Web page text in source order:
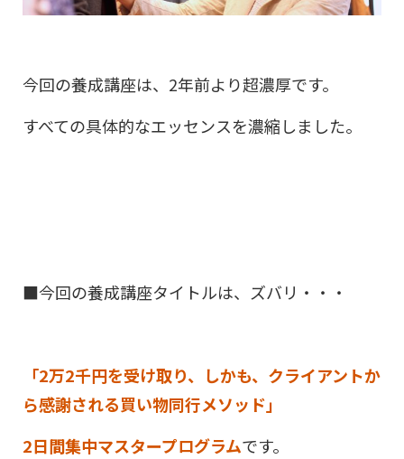
今回の養成講座は、2年前より超濃厚です。
すべての具体的なエッセンスを濃縮しました。
■今回の養成講座タイトルは、ズバリ・・・
「2万2千円を受け取り、しかも、クライアントか
ら感謝される買い物同行メソッド」
2日間集中マスタープログラムです。